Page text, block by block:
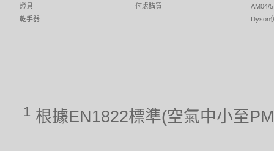
燈具
乾手器
何處購買
AM04/
Dyson
1 根據EN1822標準(空氣中小至